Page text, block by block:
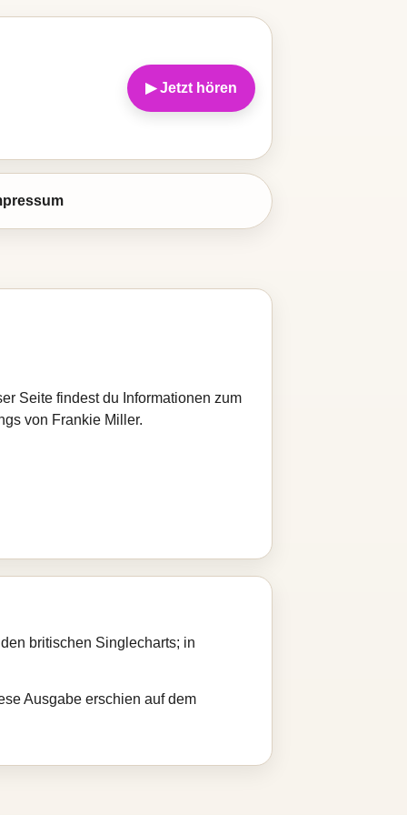
▶ Jetzt hören
Seite findest du Informationen zum
von Frankie Miller.
britischen Singlecharts; in
Ausgabe erschien auf dem